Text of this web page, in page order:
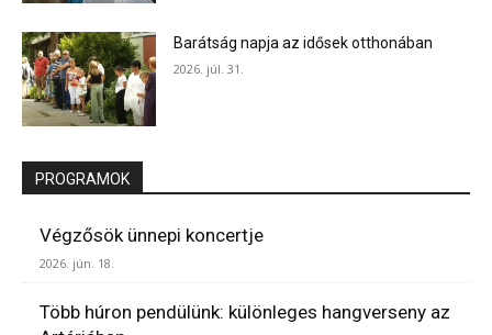
Barátság napja az idősek otthonában
2026. júl. 31.
PROGRAMOK
Végzősök ünnepi koncertje
2026. jún. 18.
Több húron pendülünk: különleges hangverseny az